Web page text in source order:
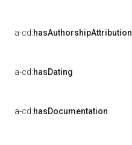
a-cd:hasAuthorshipAttribution
a-cd:hasDating
a-cd:hasDocumentation